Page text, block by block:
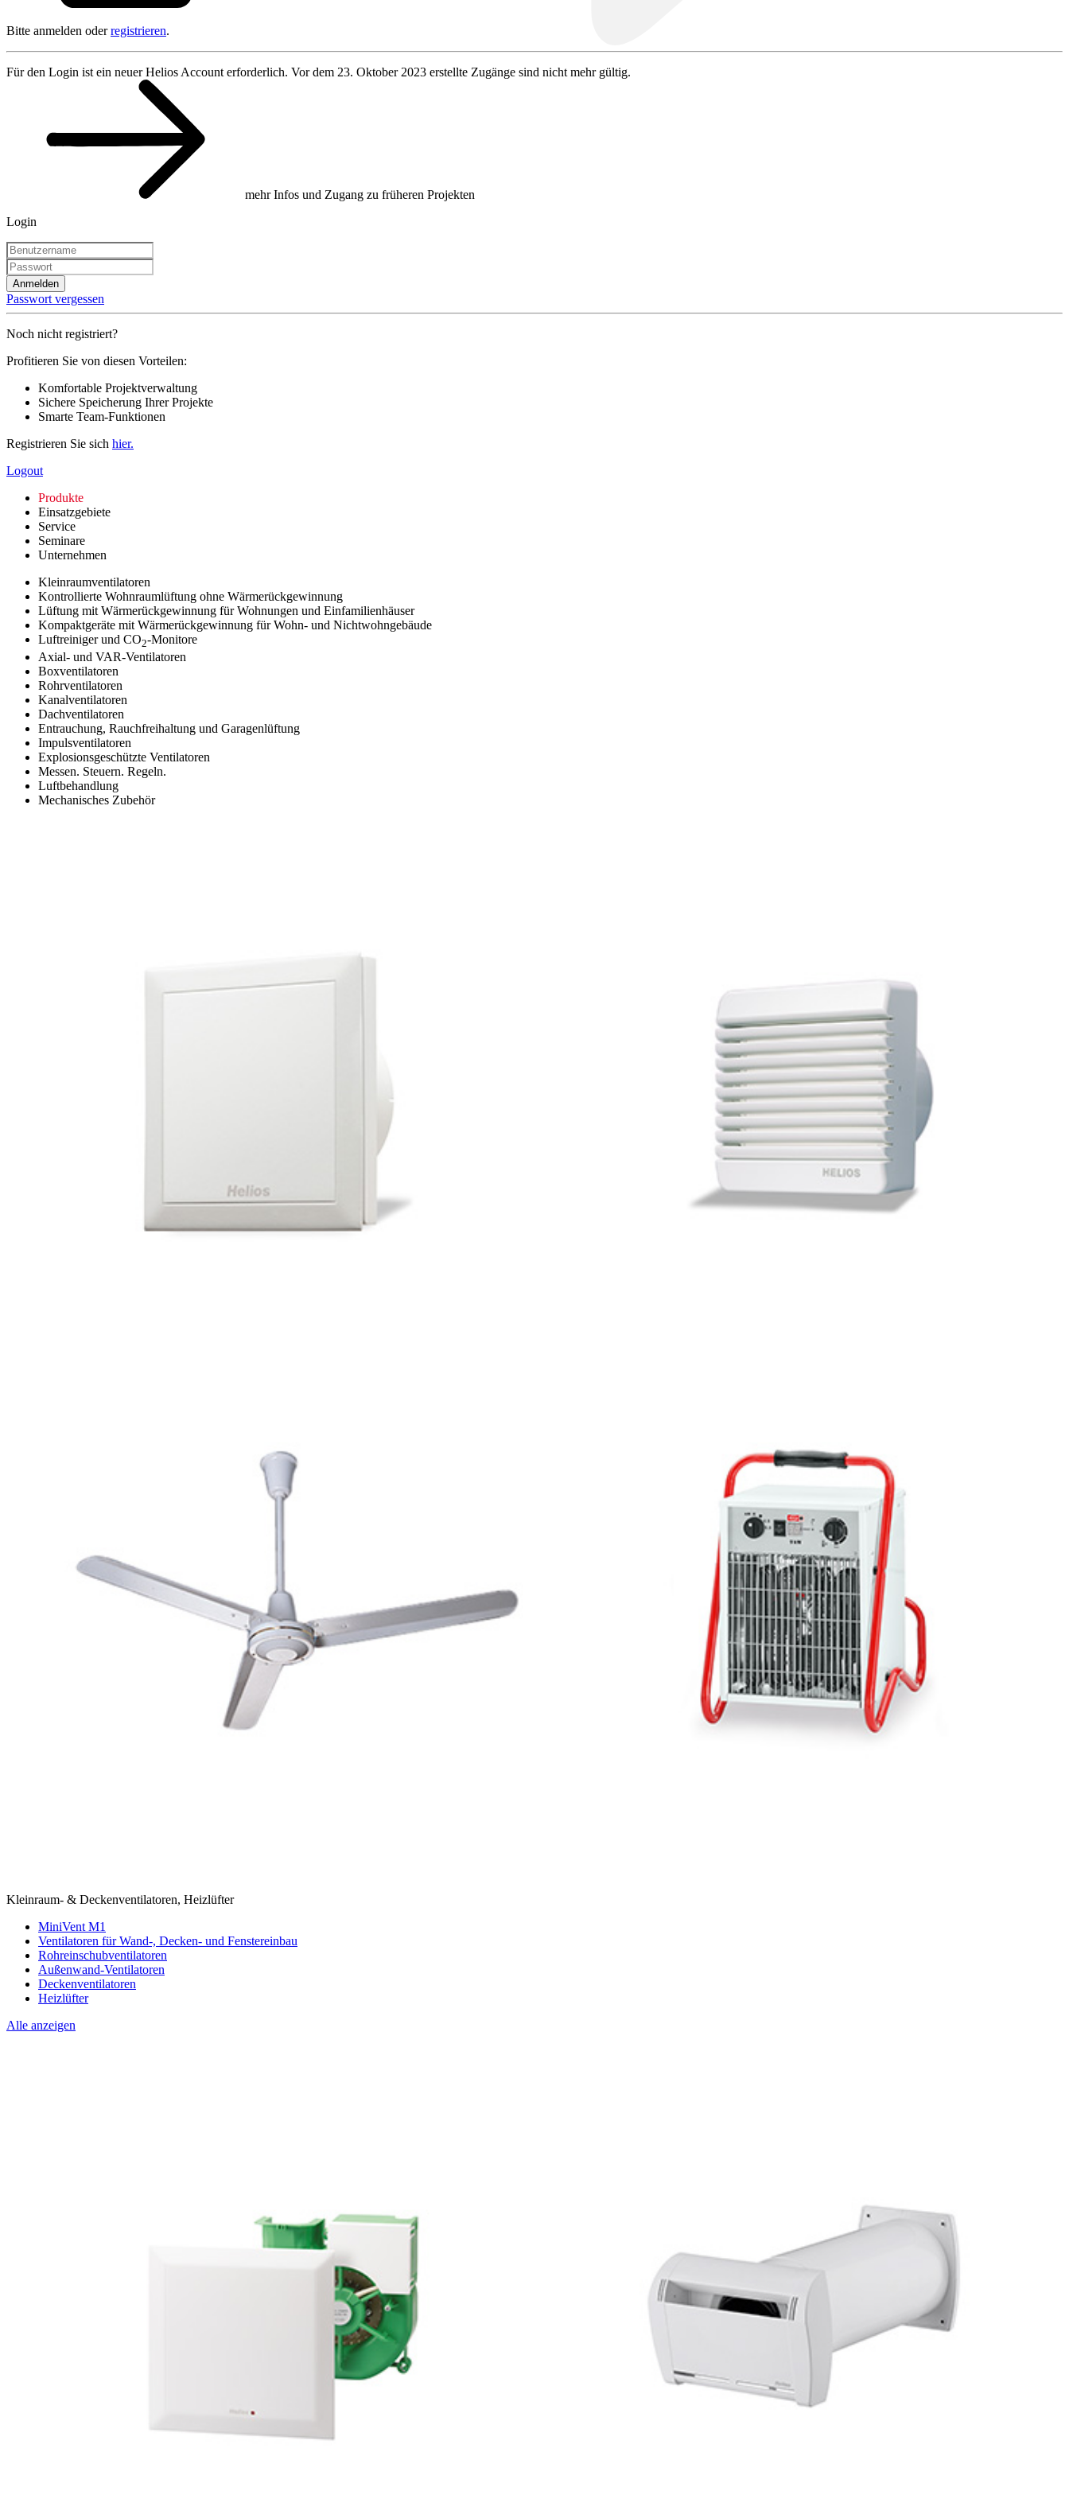
Bitte anmelden oderregistrieren.
Für den Login ist ein neuer Helios Account erforderlich. Vor dem 23. Oktober 2023 erstellte Zugänge sind nicht mehr gültig.
mehr Infos und Zugang zu früheren Projekten
Login
Anmelden
Passwort vergessen
Noch nicht registriert?
Profitieren Sie von diesen Vorteilen:
Komfortable Projektverwaltung
Sichere Speicherung Ihrer Projekte
Smarte Team-Funktionen
Registrieren Sie sich hier.
Logout
Produkte
Einsatzgebiete
Service
Seminare
Unternehmen
Kleinraumventilatoren
Kontrollierte Wohnraumlüftung ohne Wärmerückgewinnung
Lüftung mit Wärmerückgewinnung für Wohnungen und Einfamilienhäuser
Kompaktgeräte mit Wärmerückgewinnung für Wohn- und Nichtwohngebäude
Luftreiniger und CO2-Monitore
Axial- und VAR-Ventilatoren
Boxventilatoren
Rohrventilatoren
Kanalventilatoren
Dachventilatoren
Entrauchung, Rauchfreihaltung und Garagenlüftung
Impulsventilatoren
Explosionsgeschützte Ventilatoren
Messen. Steuern. Regeln.
Luftbehandlung
Mechanisches Zubehör
Kleinraum- & Deckenventilatoren, Heizlüfter
MiniVent M1
Ventilatoren für Wand-, Decken- und Fenstereinbau
Rohreinschubventilatoren
Außenwand-Ventilatoren
Deckenventilatoren
Heizlüfter
Alle anzeigen